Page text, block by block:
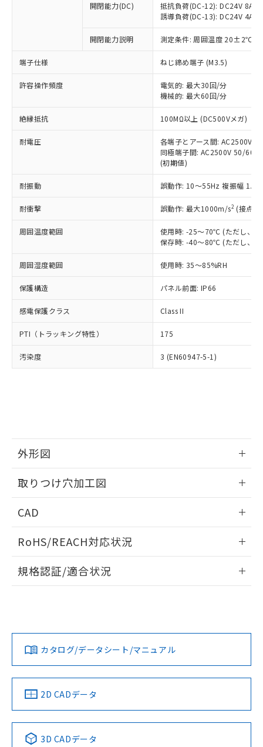
開閉能力(DC)
抵抗負荷(DC-12): DC24V 8A/
誘導負荷(DC-13): DC24V 4A/
開閉能力説明 測定条件: 周囲温度 20±2℃、
端子仕様 ねじ締め端子 (M3.5)
許容操作頻度
電気的: 最大30回/分
機械的: 最大60回/分
絶縁抵抗 100MΩ以上 (DC500Vメガ)
耐電圧
各端子とアース間: AC2500V
同極端子間: AC2500V 50/
(初期値)
耐振動 誤動作: 10～55Hz 複振幅
耐衝撃 誤動作: 最大1000m/s2 (接点
周囲温度範囲
使用時: -25～70℃ (ただし、氷
保存時: -40～80℃ (ただし、氷
周囲湿度範囲 使用時: 35～85%RH
保護構造 パネル前面: IP66
感電保護クラス Class II
PTI（トラッキング特性） 175
汚染度 3 (EN60947-5-1)
外形図
取りつけ穴加工図
CAD
ドすることができます。
ログイン/会員登録
ダウンロードデータをご利用いただく前に、以下を必ずお読
みください。
ソフトウェアの使用条件
RoHS/REACH対応状況
EU RoHS 注意事項・凡例
対応済み
中国 RoHS 注意事項・凡例
規格認証/適合状況
カタログ/データシート/マニュアル
2D CADデータ
3D CADデータ
以下の条件をお読みいただき、同意のうえ
ご利用ください。
本サービスは、当社制御機器事業取扱
商品の当社在庫状況および標準価格
(税抜)を提供させていただくもので
当社制御機器事業取扱商品の中には、
本サービスの対象外となる商品もある
ことをご了承ください。
在庫状況および標準価格照会結果は、
記載している更新日時点での社内デー
タに基づき作成されるものであり、閲
覧された時点での実際の在庫および標
準価格とは異なる場合があることをご
正式な納期状況および標準価格はお客
様のお取引先、またはお客様担当のオ
ムロン制御機器販売店・当社販売員に
オムロン制御機器販売店や当社販売拠
販売ネットワーク
」をご確認
在庫状況および標準価格結果を当社の
事前の承諾なく第三者に漏洩または開
示しないようお願いします。
マイパーツ機能（部品リスト作成サー
ビス）をご利用いただくには、I-Web
品・サービスに関するお客様との取
の共同利用に関して"
用者の範囲」に記載されている法人を
対応予定なし：EU RoHS指令（10物質）の
非含有に非対応の商品で、対応品を出す予
調査・確認中：EU RoHS指令（10物質）の
非含有の対応状況を調査中または確認中の
商品です。
非該当品：ライセンス料など無形物で、有
害物質有無と関係のない商品です。
仕入先様の事情により、非含有部品として
いたものが、含有品と判明した場合などや
むを得ず変更することがあります。
鉛(Pb) 1000ppm以下、 水銀(Hg) 1000ppm以下、 カド
六価クロム(Cr(Ⅵ)) 1000ppm以下、ポリ臭化ビフェニル
類(PBB) 1000ppm以下、ポリ臭化ジフェニルエーテル類
ルベンジル（BBP） 1000ppm以下、フタル酸ジブチル
（DBP） 1000ppm以下、フタル酸ジイソブチル
但し、RoHS指令で産業用監視および制御機器に対する
適用除外項目は除く。
フタル酸エステル類の４物質については閾値を超える意
図的な使用がないことを確認しています。
部品在庫の切り替え状況などにより、予定
月が前後することがあります。
EU RoHS指令（10物質）の非含有証明書
51物質の非含有証明書（当社基準）
※本証明書は発行日時点で非含有を証明す
物質の対応では、対応完了までの期間は出
荷製品に未対応品が混在することから備考
欄に対応日を記載しておりました。
既に当社にて対応品への在庫切替を完了
「○」：最大均質材料含有率が中国RoHSの
基準値以下であることを示します。
「×」：最大均質材料含有率が中国RoHSの
基準値を超えていることを示します。
「－」：未確認です。当社販売部門へお問
*中国RoHS10物質の基準値 (GB/T26572)：
Pb(鉛) :1000ppm、 Hg(水銀) : 1000ppm、 Cd(カドミウ
Cr(Ⅵ)(六価クロム) : 1000ppm、 PBBs(ポリ臭化ビフェ
ニル類) : 1000ppm、 PBDEs(ポリ臭化ジフェニルエーテ
ル類) : 1000ppm、
DBP(フタル酸ジブチル) : 1000ppm、 DIBP(フタル酸ジ
イソブチル) : 1000ppm、 BBP(フタル酸ブチルベンジ
DEHP(フタル酸ビス(2-エチルヘキシル)) : 1000ppm
「ｅ」：有害物質（10物質）のすべてが基
準値以下であることを示します。
「10」：通常の使用状況下において有害物
質が外部に漏えいし、環境に深刻な影響を
及ぼさない年数を意味します。
当社は、これら貴社製品のうち、外国
為替および外国貿易法に定める商品
（以下｢規制貨物等」という）を輸出
または国外への提供する場合は、日本
国政府の輸出許可(または役務取引許
可)を取得するなどの必要な手続きを
当社は規制貨物を破棄する場合は、完
全に破砕するなど、違法に輸出されな
いよう必要な手段を講じます。
当社は貴社製品を、核兵器、ミサイ
ル、化学兵器、生物兵器またはその他
武器並びにこれらの製造装置等に一切
当社は、貴社製品を第三者に販売する
場合は、上記1、2および3の内容を当
該第三者に通知します。また当社は、
販売先および販売に係わる関係者が違
法に輸出するおそれがある場合は、取
り引きをいたしません。
一定数以上の在庫あり
一定数には満たないが在庫あり
在庫なし(最新の在庫状況につ
いては、お客様のお取引先、ま
たはお客様担当のオムロン制御
機器販売店・当社販売員にご確
受注生産機種、また在庫状況の
情報を公開していない機種